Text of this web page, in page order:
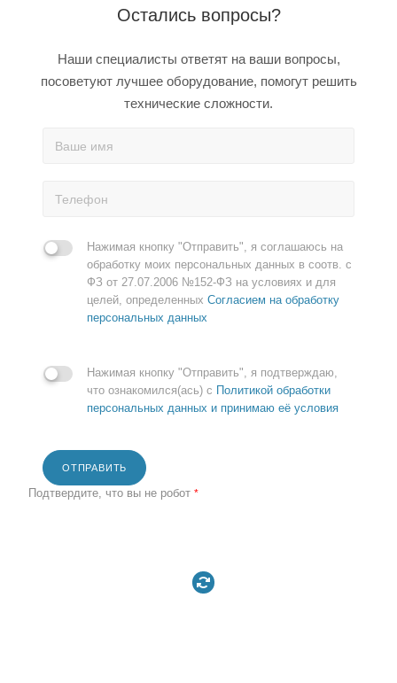
Остались вопросы?
Наши специалисты ответят на ваши вопросы,
посоветуют лучшее оборудование, помогут решить
технические сложности.
Нажимая кнопку "Отправить", я соглашаюсь на
обработку моих персональных данных в соотв. с
ФЗ от 27.07.2006 №152-ФЗ на условиях и для
целей, определенных Согласием на обработку
персональных данных
Нажимая кнопку "Отправить", я подтверждаю,
что ознакомился(ась) с Политикой обработки
персональных данных и принимаю её условия
ОТПРАВИТЬ
Подтвердите, что вы не робот *